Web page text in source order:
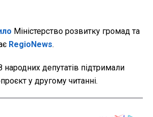
Міністерство розвитку громад та
RegioNews.
народних депутатів підтримали
у другому читанні.